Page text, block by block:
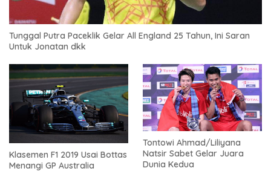
Tunggal Putra Paceklik Gelar All England 25 Tahun, Ini Saran
Untuk Jonatan dkk
Klasemen F1 2019 Usai Bottas
Menangi GP Australia
Tontowi Ahmad/Liliyana
Natsir Sabet Gelar Juara
Dunia Kedua